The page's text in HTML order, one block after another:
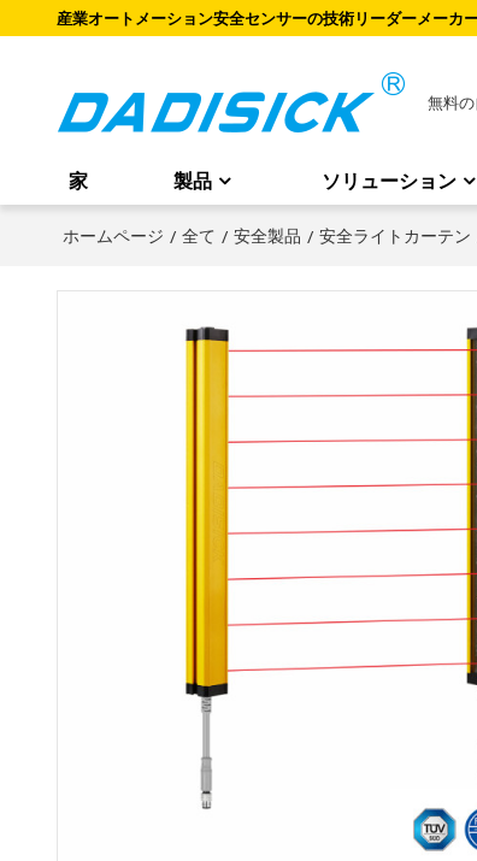
産業オートメーション安全センサーの技術リーダーメーカ
無料
家 製品 ソリューション
ホームページ / 全て / 安全製品 / 安全ライトカーテン